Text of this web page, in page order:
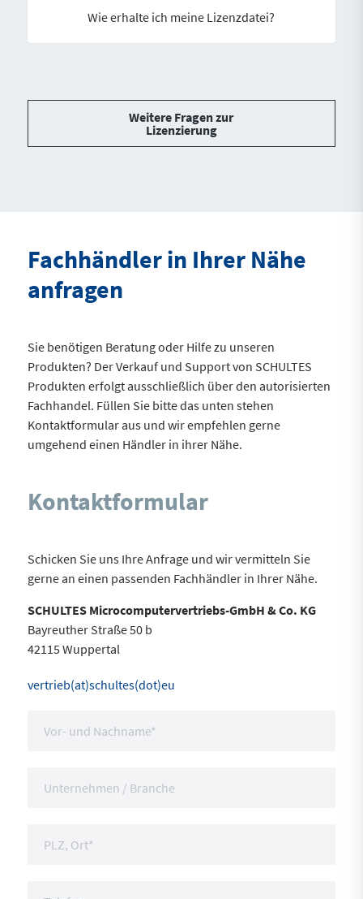
Wie erhalte ich meine Lizenzdatei?
Weitere Fragen zur
Lizenzierung
Fachhändler in Ihrer Nähe
anfragen
Sie benötigen Beratung oder Hilfe zu unseren
Produkten? Der Verkauf und Support von SCHULTES
Produkten erfolgt ausschließlich über den autorisierten
Fachhandel. Füllen Sie bitte das unten stehen
Kontaktformular aus und wir empfehlen gerne
umgehend einen Händler in ihrer Nähe.
Kontaktformular
Schicken Sie uns Ihre Anfrage und wir vermitteln Sie
gerne an einen passenden Fachhändler in Ihrer Nähe.
SCHULTES Microcomputervertriebs-GmbH & Co. KG
Bayreuther Straße 50 b
42115 Wuppertal
vertrieb(at)schultes(dot)eu